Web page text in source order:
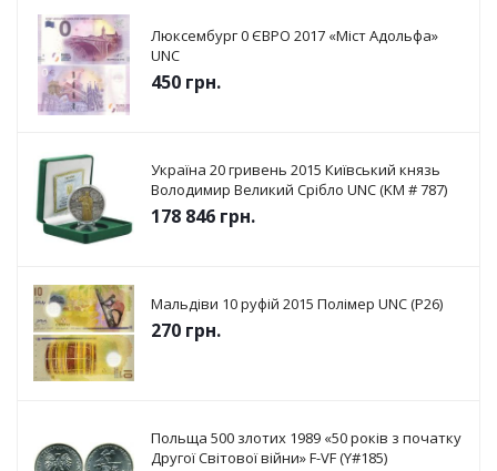
Люксембург 0 ЄВРО 2017 «Міст Адольфа»
UNC
450 грн.
Україна 20 гривень 2015 Київський князь
Володимир Великий Срібло UNC (KM # 787)
178 846 грн.
Мальдіви 10 руфій 2015 Полімер UNC (P26)
270 грн.
Польща 500 злотих 1989 «50 років з початку
Другої Світової війни» F-VF (Y#185)